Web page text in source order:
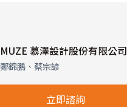
MUZE 慕澤設計股份有限公司
鄭錦鵬、蔡宗諺
立即諮詢